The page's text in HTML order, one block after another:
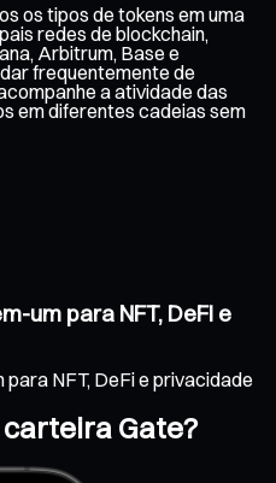
os tipos de tokens em uma
redes de blockchain,
Arbitrum, Base e
frequentemente de
a atividade das
em diferentes cadeias sem
um para NFT, DeFi e
NFT, DeFi e privacidade
Gate?